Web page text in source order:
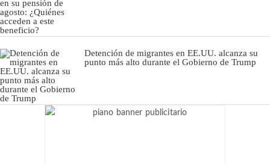
Detención de migrantes en EE.UU. alcanza su
punto más alto durante el Gobierno de Trump